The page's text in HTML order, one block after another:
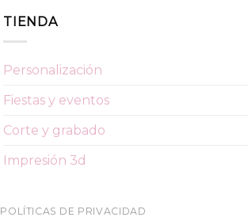
TIENDA
Personalización
Fiestas y eventos
Corte y grabado
Impresión 3d
POLÍTICAS DE PRIVACIDAD